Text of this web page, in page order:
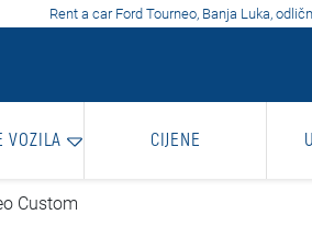
Rent a car Ford Tourneo, Banja Luka,
VOZILA CIJENE
Custom